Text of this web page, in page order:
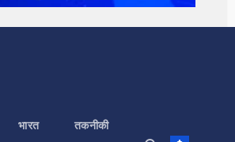
भारत तकनीकी